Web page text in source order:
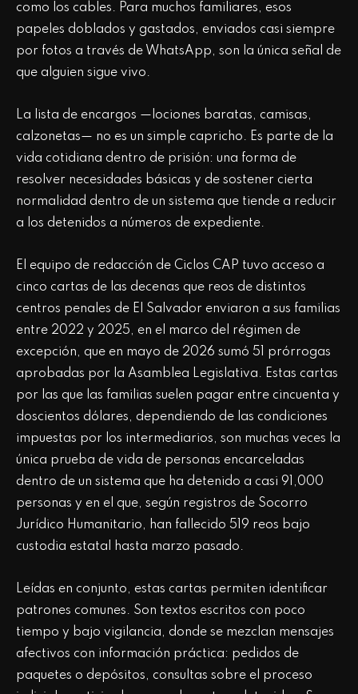
como los cables. Para muchos familiares, esos
papeles doblados y gastados, enviados casi siempre
por fotos a través de WhatsApp, son la única señal de
que alguien sigue vivo.
La lista de encargos —lociones baratas, camisas,
calzonetas— no es un simple capricho. Es parte de la
vida cotidiana dentro de prisión: una forma de
resolver necesidades básicas y de sostener cierta
normalidad dentro de un sistema que tiende a reducir
a los detenidos a números de expediente.
El equipo de redacción de Ciclos CAP tuvo acceso a
cinco cartas de las decenas que reos de distintos
centros penales de El Salvador enviaron a sus familias
entre 2022 y 2025, en el marco del régimen de
excepción, que en mayo de 2026 sumó 51 prórrogas
aprobadas por la Asamblea Legislativa. Estas cartas
por las que las familias suelen pagar entre cincuenta y
doscientos dólares, dependiendo de las condiciones
impuestas por los intermediarios, son muchas veces la
única prueba de vida de personas encarceladas
dentro de un sistema que ha detenido a casi 91,000
personas y en el que, según registros de Socorro
Jurídico Humanitario, han fallecido 519 reos bajo
custodia estatal hasta marzo pasado.
Leídas en conjunto, estas cartas permiten identificar
patrones comunes. Son textos escritos con poco
tiempo y bajo vigilancia, donde se mezclan mensajes
afectivos con información práctica: pedidos de
paquetes o depósitos, consultas sobre el proceso